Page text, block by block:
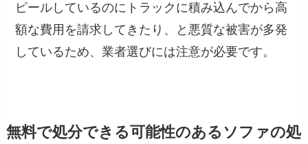
ピールしているのにトラックに積み込んでから高
額な費用を請求してきたり、と悪質な被害が多発
しているため、業者選びには注意が必要です。
無料で処分できる可能性のあるソファの処